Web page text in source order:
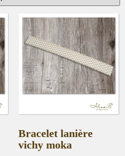
Bracelet lanière
vichy moka